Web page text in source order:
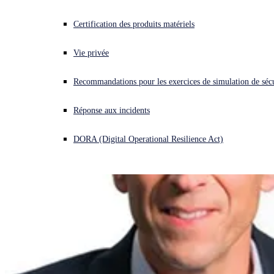
Vous subissez une cyberattaque ? Obtenez une aide immédiate.
Open language switcher
Certification des produits matériels
Vie privée
Recommandations pour les exercices de simulation de
Réponse aux incidents
DORA (Digital Operational Resilience Act)